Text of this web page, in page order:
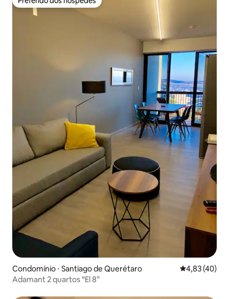
Preferido dos hóspedes
Condomínio ⋅ Santiago de Querétaro 4,83 de uma
4,83 (40)
Adamant 2 quartos “El 8”